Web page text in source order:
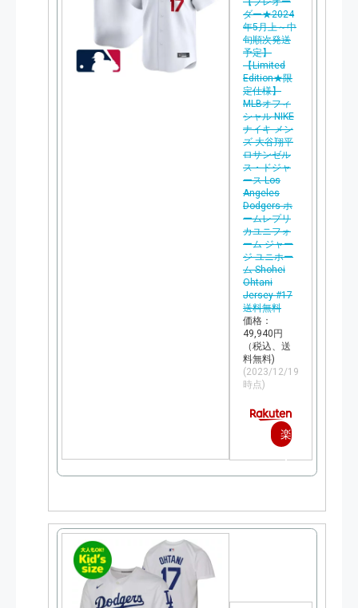
ダー★2024
年5月上～中
旬順次発送
予定】
【Limited
Edition★限
定仕様】
MLBオフィ
シャル NIKE
ナイキ メン
ズ 大谷翔平
ロサンゼル
ス・ドジャ
ース Los
Angeles
Dodgers ホ
ームレプリ
カユニフォ
ーム ジャー
ジ ユニホー
ム Shohei
Ohtani
Jersey #17
送料無料
価格：
49,940円
（税込、送
料無料)
(2023/12/19
時点)
楽
天
購